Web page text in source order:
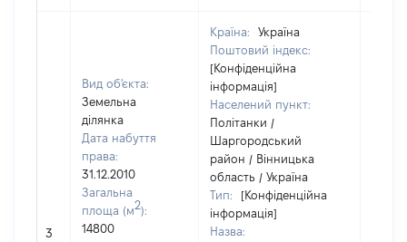
3
Вид об'єкта:
Земельна
ділянка
Дата набуття
права:
31.12.2010
Загальна
площа (м2):
14800
Країна:
Україна
Поштовий індекс:
[Конфіденційна
інформація]
Населений пункт:
Політанки /
Шаргородський
район / Вінницька
область / Україна
Тип:
[Конфіденційна
інформація]
Назва: